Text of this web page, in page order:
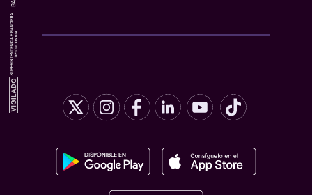
para consumo en salón.
domicilios, plataformas de
entrega como Rappi, pedidos
canal diferente al consumo
presencial.